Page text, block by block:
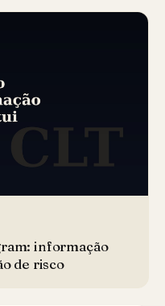
informação
de risco